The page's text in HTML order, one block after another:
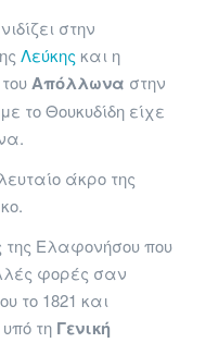
στην
Λεύκης και η
Απόλλωνα στην
το Θουκυδίδη είχε
άκρο της
Ελαφονήσου που
φορές σαν
το 1821 και
τη Γενική